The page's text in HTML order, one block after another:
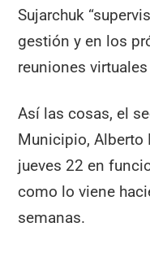
Sujarchuk
gestión y en los
reuniones virtuales
Así las cosas, el
Municipio, Alberto
jueves 22 en
como lo viene
semanas.